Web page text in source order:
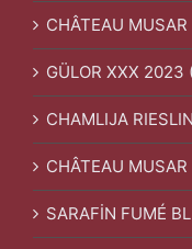
CHÂTEAU
GÜLOR XXX 2023
CHAMLIJA
CHÂTEAU
SARAFİN FUMÉ